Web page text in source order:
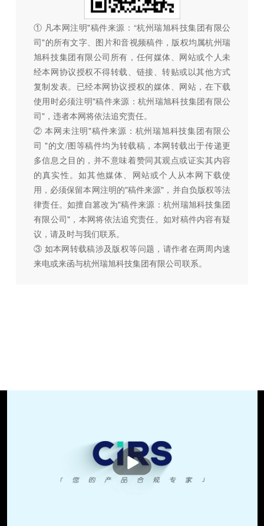
① 凡本网注明"稿件来源：“杭州瑞旭科技集团有限公
司"的所有文字、图片和音视频稿件，版权均属杭州瑞
旭科技集团有限公司所有，任何媒体、网站或个人未
经本网协议授权不得转载、链接、转贴或以其他方式
复制发表。已经本网协议授权的媒体、网站，在下载
使用时必须注明"稿件来源：杭州瑞旭科技集团有限公
司"，违者本网将依法追究责任。
② 本网未注明"稿件来源：杭州瑞旭科技集团有限公
司 "的文/图等稿件均为转载稿，本网转载出于传递更
多信息之目的，并不意味着赞同其观点或证实其内容
的真实性。如其他媒体、网站或个人从本网下载使
用，必须保留本网注明的"稿件来源"，并自负版权等法
律责任。如擅自篡改为"稿件来源：杭州瑞旭科技集团
有限公司"，本网将依法追究责任。如对稿件内容有疑
议，请及时与我们联系。
③ 如本网转载稿涉及版权等问题，请作者在两周内速
来电或来函与杭州瑞旭科技集团有限公司联系。
播
放